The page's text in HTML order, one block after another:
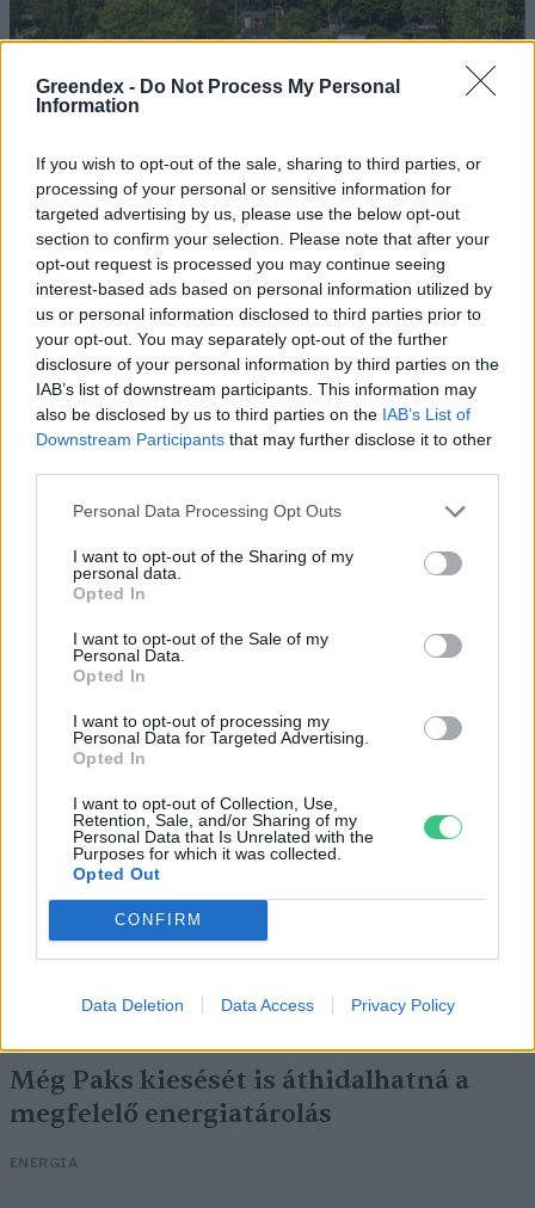
Greendex - Do Not Process My Personal
Information
If you wish to opt-out of the sale, sharing to third parties, or
processing of your personal or sensitive information for
targeted advertising by us, please use the below opt-out
section to confirm your selection. Please note that after your
opt-out request is processed you may continue seeing
interest-based ads based on personal information utilized by
us or personal information disclosed to third parties prior to
your opt-out. You may separately opt-out of the further
disclosure of your personal information by third parties on the
IAB’s list of downstream participants. This information may
also be disclosed by us to third parties on the IAB’s List of
Downstream Participants that may further disclose it to other
Personal Data Processing Opt Outs
I want to opt-out of the Sharing of my
personal data.
Opted In
I want to opt-out of the Sale of my
Personal Data.
Opted In
I want to opt-out of processing my
Personal Data for Targeted Advertising.
Opted In
I want to opt-out of Collection, Use,
Retention, Sale, and/or Sharing of my
Personal Data that Is Unrelated with the
Purposes for which it was collected.
Opted Out
CONFIRM
Data Deletion Data Access Privacy Policy
Szöllősi Gáborral, a Gardenfutura ügyvezetőjével beszélgettünk.
Történelmi aszály sújtja Nagy-
Britanniát is
SZEMLE
mekkora a különbség az áradó és a
kiszáradó Duna között
ÉLŐ BOLYGÓNK
Még Paks kiesését is áthidalhatná a
megfelelő energiatárolás
ENERGIA